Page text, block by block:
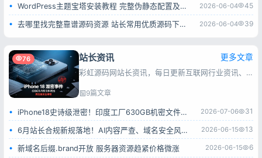
WordPress主题宝塔安装教程 完整伪静态配置及报错解决方法 2026-06-04 45
去哪里找完整靠谱源码资源 站长常用优质源码下载平台 2026-06-04 39
76 站长资讯 更多文章
彩虹源码网站长资讯，每日更新互联网行业资讯、搜索引擎动态、建站运维及推广技巧，为站长与互联网从业者提供实用参考。
9篇文章
iPhone18史诗级泄密！印度工厂630GB机密文件全流出 2026-07-06 31
6月站长合规新规落地！AI内容严查、域名安全风险全面升级 2026-06-15 13
新域名后缀.brand开放 服务器资源趋紧价格微涨 2026-06-15 6